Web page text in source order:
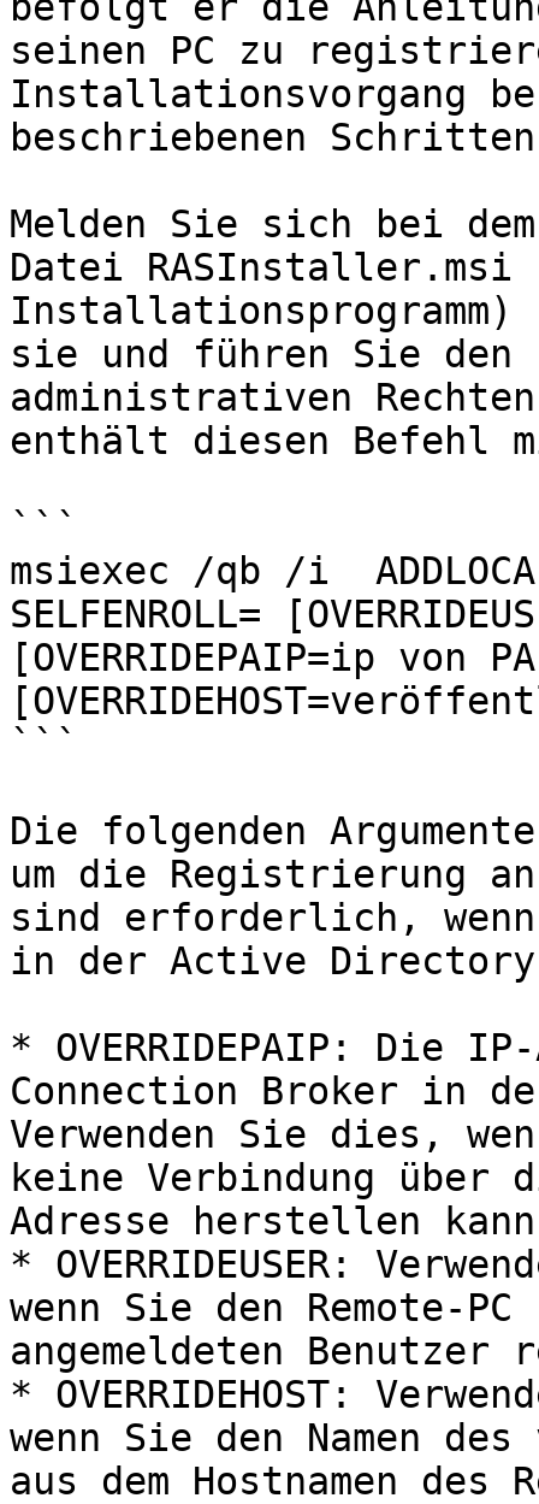
seinen PC zu
Installationsvorgang
beschriebenen
Melden Sie sich bei
Datei RASInstaller.msi
sie und führen Sie den
administrativen
enthält diesen Befehl
```
msiexec /qb /i
SELFENROLL=
[OVERRIDEPAIP=ip von
```
Die folgenden
um die Registrierung
sind erforderlich,
in der Active
* OVERRIDEPAIP: Die
Connection Broker in
Verwenden Sie dies,
keine Verbindung über
Adresse herstellen
* OVERRIDEUSER:
wenn Sie den Remote-
angemeldeten
* OVERRIDEHOST:
wenn Sie den Namen
aus dem Hostnamen des